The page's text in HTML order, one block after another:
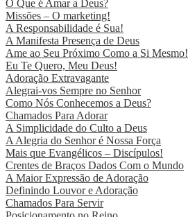
O Que é Amar a Deus?
Missões – O marketing!
A Responsabilidade é Sua!
A Manifesta Presença de Deus
Ame ao Seu Próximo Como a Si Mesmo!
Eu Te Quero, Meu Deus!
Adoração Extravagante
Alegrai-vos Sempre no Senhor
Como Nós Conhecemos a Deus?
Chamados Para Adorar
A Simplicidade do Culto a Deus
A Alegria do Senhor é Nossa Força
Mais que Evangélicos – Discípulos!
Crentes de Braços Dados Com o Mundo
A Maior Expressão de Adoração
Definindo Louvor e Adoração
Chamados Para Servir